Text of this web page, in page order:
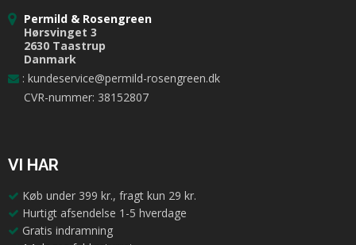
Permild & Rosengreen
Hørsvinget 3
2630 Taastrup
Danmark
: kundeservice@permild-rosengreen.dk
CVR-nummer: 38152807
VI HAR
Køb under 399 kr., fragt kun 29 kr.
Hurtigt afsendelse 1-5 hverdage
Gratis indramning